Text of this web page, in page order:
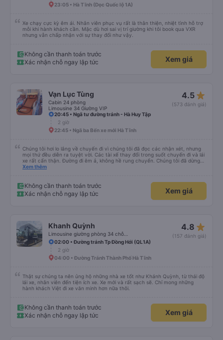
23:05 • Hà Tĩnh (Dọc Quốc lộ 1A)
Xe chạy cực kỳ êm ái. Nhân viên phục vụ rất là thân thiện, nhiệt tình hỗ trợ
mỗi khi hành khách cần. Mặc dù hơi sai vị trí giường khi tôi book qua VXR
nhưng vẫn chấp nhận với sự thay đổi như vậy.
Không cần thanh toán trước
Xác nhận chỗ ngay lập tức
Xem giá
Vạn Lục Tùng
Cabin 24 phòng
Limousine 34 Giường VIP
4.5 star_rate
(573 đánh giá)
20:45 • Ngã tư đường tránh - Hà Huy Tập
2 giờ
22:45 • Ngã ba Bến xe mới Hà Tĩnh
Chúng tôi hơi lo lắng về chuyến đi vì chúng tôi đã đọc các nhận xét, nhưng
mọi thứ đều diễn ra tuyệt vời. Các tài xế thay đổi trong suốt chuyến đi và lái
xe rất cẩn thận. Đường đi êm ả, không hề rung chuyển. Chúng tôi đã dừng
đủ số lần để đi vệ sinh và dừng lại để ăn tối. Nhìn chung, ghế ngồi có thể hơi
Xem thêm
Không cần thanh toán trước
Xác nhận chỗ ngay lập tức
Xem giá
Khanh Quỳnh 4.8 star_rate
(157 đánh giá)
02:00 • Đường tránh Tp Đồng Hới (QL1A)
2 giờ
04:00 • Đường Tránh Thành Phố Hà Tĩnh
Thật sự chúng ta nên ủng hộ những nhà xe tốt như Khánh Quỳnh, từ thái độ
lái xe, nhân viên đến tiện ích xe. Xe mới và rất sạch sẽ. Chỉ mong những
hành khách Việt đi xe văn minh hơn nữa thôi.
Không cần thanh toán trước
Xác nhận chỗ ngay lập tức
Xem giá